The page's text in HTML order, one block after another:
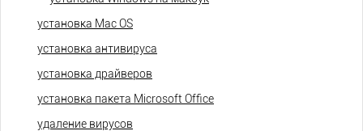
установка Mac OS
установка антивируса
установка драйверов
установка пакета Microsoft Office
удаление вирусов